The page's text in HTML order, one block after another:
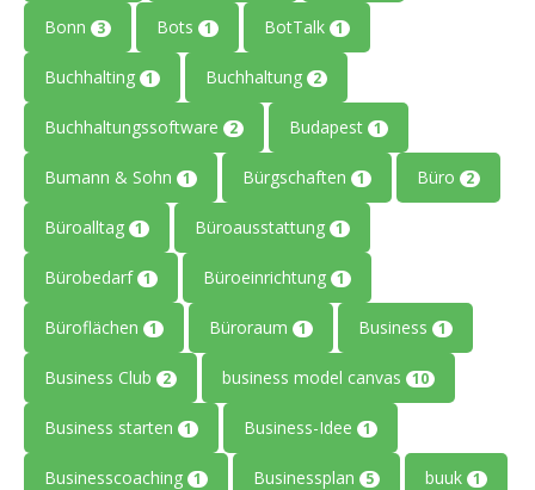
Bonn 3 Bots 1 BotTalk 1
Buchhalting 1 Buchhaltung 2
Buchhaltungssoftware 2 Budapest 1
Bumann & Sohn 1 Bürgschaften 1 Büro 2
Büroalltag 1 Büroausstattung 1
Bürobedarf 1 Büroeinrichtung 1
Büroflächen 1 Büroraum 1 Business 1
Business Club 2 business model canvas 10
Business starten 1 Business-Idee 1
Businesscoaching 1 Businessplan 5 buuk 1